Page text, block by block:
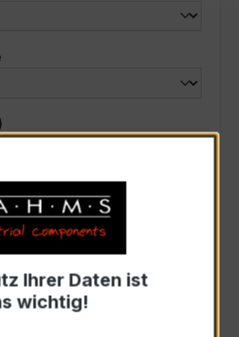
Ihrer Daten ist
wichtig!